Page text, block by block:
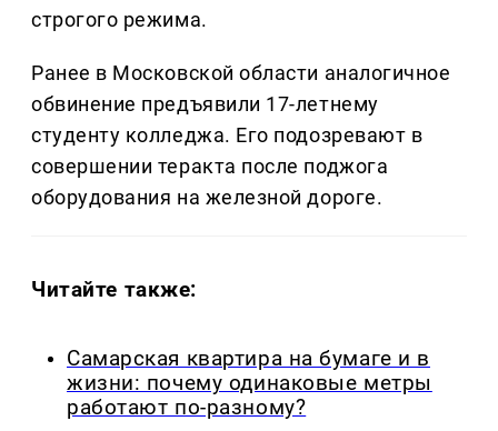
строгого режима.
Ранее в Московской области аналогичное
обвинение предъявили 17-летнему
студенту колледжа. Его подозревают в
совершении теракта после поджога
оборудования на железной дороге.
Читайте также:
Самарская квартира на бумаге и в
жизни: почему одинаковые метры
работают по-разному?